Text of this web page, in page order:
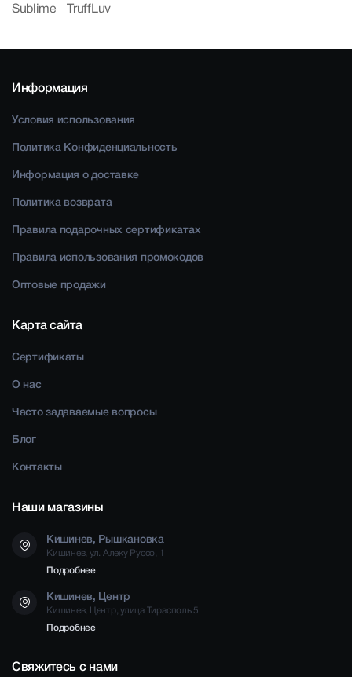
Sublime
TruffLuv
Информация
Условия использования
Политика Конфиденциальность
Информация о доставке
Политика возврата
Правила подарочных сертификатах
Правила использования промокодов
Оптовые продажи
Карта сайта
Сертификаты
О нас
Часто задаваемые вопросы
Блог
Контакты
Наши магазины
Кишинев, Рышкановка
Кишинев, ул. Алеку Руссо, 1
Подробнее
Кишинев, Центр
Кишинев, Центр, улица Тирасполь 5
Подробнее
Свяжитесь с нами